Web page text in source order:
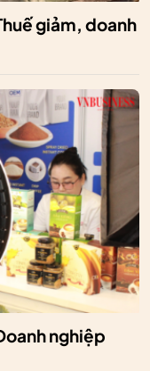
giảm, doanh
nghiệp